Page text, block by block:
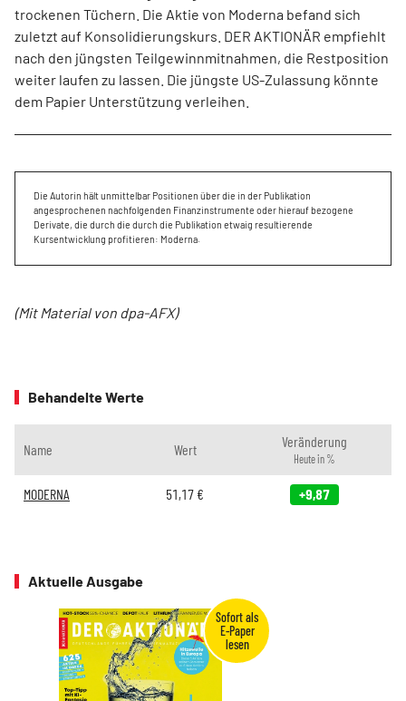
trockenen Tüchern. Die Aktie von Moderna befand sich
zuletzt auf Konsolidierungskurs. DER AKTIONÄR empfiehlt
nach den jüngsten Teilgewinnmitnahmen, die Restposition
weiter laufen zu lassen. Die jüngste US-Zulassung könnte
dem Papier Unterstützung verleihen.
Die Autorin hält unmittelbar Positionen über die in der Publikation
angesprochenen nachfolgenden Finanzinstrumente oder hierauf bezogene
Derivate, die durch die durch die Publikation etwaig resultierende
Kursentwicklung profitieren: Moderna.
(Mit Material von dpa-AFX)
Behandelte Werte
Name Wert Veränderung
Heute in %
MODERNA 51,17 € +9,87
Aktuelle Ausgabe